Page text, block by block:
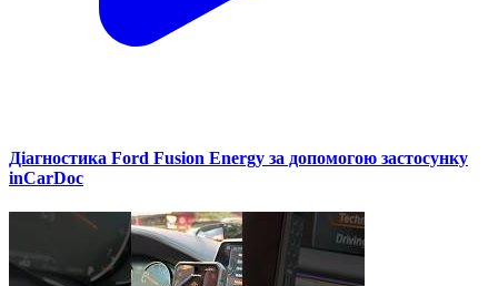
Діагностика Ford Fusion Energy за допомогою застосунку
inCarDoc